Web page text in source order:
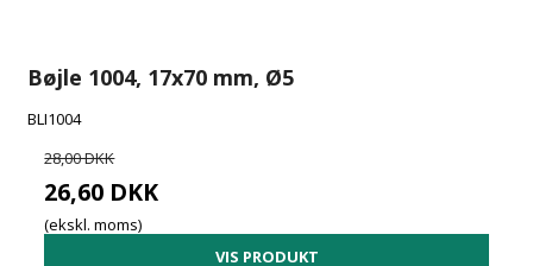
Bøjle 1004, 17x70 mm, Ø5
BLI1004
28,00 DKK
26,60 DKK
(ekskl. moms)
VIS PRODUKT